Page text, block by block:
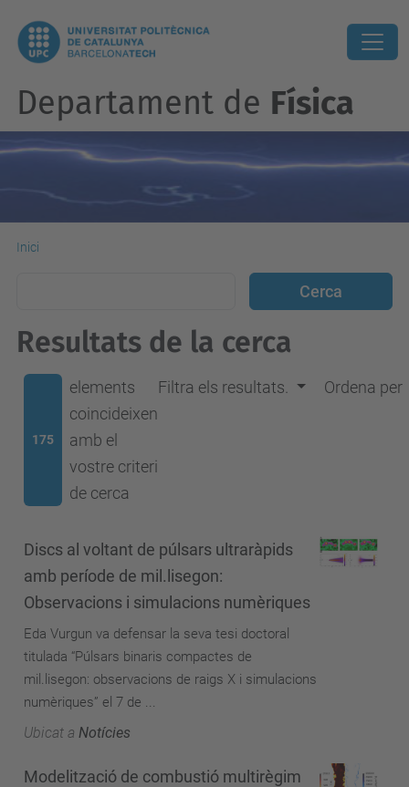
Departament de Física
Inici
Resultats de la cerca
175
elements
coincideixen
amb el
vostre criteri
de cerca
Filtra els resultats. Ordena per
Discs al voltant de púlsars ultraràpids
amb període de mil.lisegon:
Observacions i simulacions numèriques
Eda Vurgun va defensar la seva tesi doctoral
titulada “Púlsars binaris compactes de
mil.lisegon: observacions de raigs X i simulacions
numèriques” el 7 de ...
Ubicat a Notícies
Modelització de combustió multirègim